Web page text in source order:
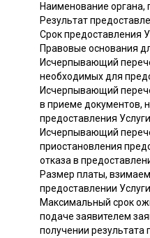
Наименование органа,
Результат
Срок предоставления
Правовые основания
Исчерпывающий
необходимых для
Исчерпывающий
в приеме документов,
предоставления Услуги
Исчерпывающий
приостановления
отказа в
Размер платы,
предоставлении
Максимальный срок
подаче заявителем
получении результата